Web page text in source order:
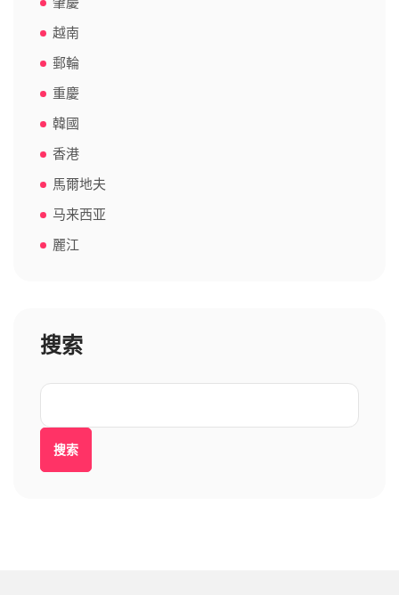
越南
郵輪
重慶
韓國
香港
馬爾地夫
马来西亚
麗江
搜索
搜索